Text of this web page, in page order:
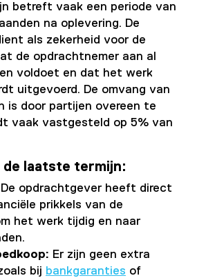
betreft vaak een periode van
na oplevering. De
als zekerheid voor de
de opdrachtnemer aan al
voldoet en dat het werk
uitgevoerd. De omvang van
is door partijen overeen te
vaak vastgesteld op 5% van
de laatste termijn:
De opdrachtgever heeft direct
prikkels van de
het werk tijdig en naar
Er zijn geen extra
bij bankgaranties of